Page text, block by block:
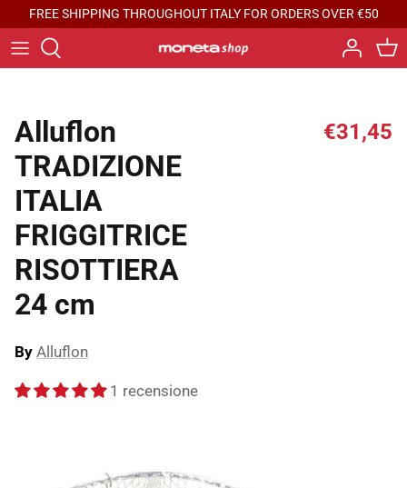
content
FREE SHIPPING THROUGHOUT ITALY FOR ORDERS OVER €50
Hob compatibility
Specials
Moneta
Moneta Professional
Berndes
Currency
Alluflon
TRADIZIONE
ITALIA
FRIGGITRICE
RISOTTIERA
24 cm
€31,45
By Alluflon
1 recensione